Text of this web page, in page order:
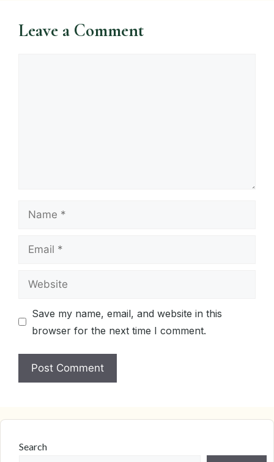
Leave a Comment
Name
Email
Website
Save my name, email, and website in this
browser for the next time I comment.
Search